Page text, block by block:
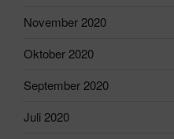
November 2020
Oktober 2020
September 2020
Juli 2020